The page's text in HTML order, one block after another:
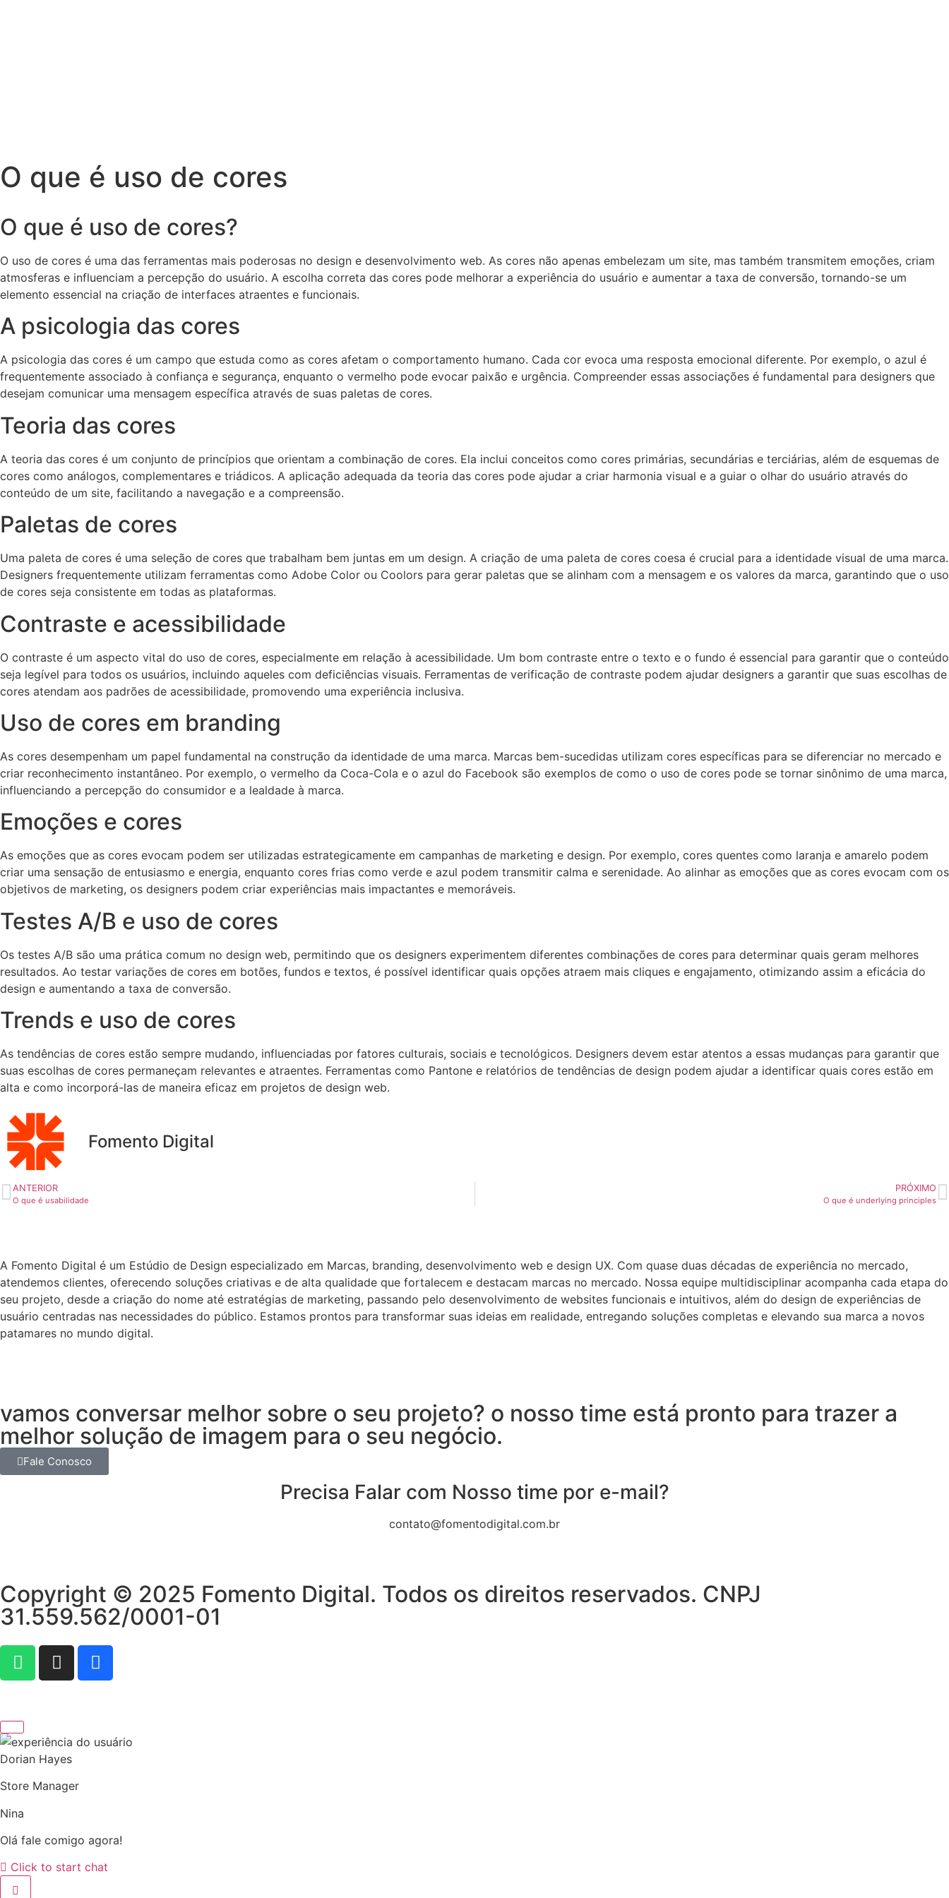
O que é uso de cores
O que é uso de cores?
O uso de cores é uma das ferramentas mais poderosas no design e desenvolvimento web. As cores não apenas embelezam um site, mas também transmitem emoções, criam
atmosferas e influenciam a percepção do usuário. A escolha correta das cores pode melhorar a experiência do usuário e aumentar a taxa de conversão, tornando-se um
elemento essencial na criação de interfaces atraentes e funcionais.
A psicologia das cores
A psicologia das cores é um campo que estuda como as cores afetam o comportamento humano. Cada cor evoca uma resposta emocional diferente. Por exemplo, o azul é
frequentemente associado à confiança e segurança, enquanto o vermelho pode evocar paixão e urgência. Compreender essas associações é fundamental para designers que
desejam comunicar uma mensagem específica através de suas paletas de cores.
Teoria das cores
A teoria das cores é um conjunto de princípios que orientam a combinação de cores. Ela inclui conceitos como cores primárias, secundárias e terciárias, além de esquemas de
cores como análogos, complementares e triádicos. A aplicação adequada da teoria das cores pode ajudar a criar harmonia visual e a guiar o olhar do usuário através do
conteúdo de um site, facilitando a navegação e a compreensão.
Paletas de cores
Uma paleta de cores é uma seleção de cores que trabalham bem juntas em um design. A criação de uma paleta de cores coesa é crucial para a identidade visual de uma marca.
Designers frequentemente utilizam ferramentas como Adobe Color ou Coolors para gerar paletas que se alinham com a mensagem e os valores da marca, garantindo que o uso
de cores seja consistente em todas as plataformas.
Contraste e acessibilidade
O contraste é um aspecto vital do uso de cores, especialmente em relação à acessibilidade. Um bom contraste entre o texto e o fundo é essencial para garantir que o conteúdo
seja legível para todos os usuários, incluindo aqueles com deficiências visuais. Ferramentas de verificação de contraste podem ajudar designers a garantir que suas escolhas de
cores atendam aos padrões de acessibilidade, promovendo uma experiência inclusiva.
Uso de cores em branding
As cores desempenham um papel fundamental na construção da identidade de uma marca. Marcas bem-sucedidas utilizam cores específicas para se diferenciar no mercado e
criar reconhecimento instantâneo. Por exemplo, o vermelho da Coca-Cola e o azul do Facebook são exemplos de como o uso de cores pode se tornar sinônimo de uma marca,
influenciando a percepção do consumidor e a lealdade à marca.
Emoções e cores
As emoções que as cores evocam podem ser utilizadas estrategicamente em campanhas de marketing e design. Por exemplo, cores quentes como laranja e amarelo podem
criar uma sensação de entusiasmo e energia, enquanto cores frias como verde e azul podem transmitir calma e serenidade. Ao alinhar as emoções que as cores evocam com os
objetivos de marketing, os designers podem criar experiências mais impactantes e memoráveis.
Testes A/B e uso de cores
Os testes A/B são uma prática comum no design web, permitindo que os designers experimentem diferentes combinações de cores para determinar quais geram melhores
resultados. Ao testar variações de cores em botões, fundos e textos, é possível identificar quais opções atraem mais cliques e engajamento, otimizando assim a eficácia do
design e aumentando a taxa de conversão.
Trends e uso de cores
As tendências de cores estão sempre mudando, influenciadas por fatores culturais, sociais e tecnológicos. Designers devem estar atentos a essas mudanças para garantir que
suas escolhas de cores permaneçam relevantes e atraentes. Ferramentas como Pantone e relatórios de tendências de design podem ajudar a identificar quais cores estão em
alta e como incorporá-las de maneira eficaz em projetos de design web.
Fomento Digital
ANTERIOR
O que é usabilidade
PRÓXIMO
O que é underlying principles
A Fomento Digital é um Estúdio de Design especializado em Marcas, branding, desenvolvimento web e design UX. Com quase duas décadas de experiência no mercado,
atendemos clientes, oferecendo soluções criativas e de alta qualidade que fortalecem e destacam marcas no mercado. Nossa equipe multidisciplinar acompanha cada etapa do
seu projeto, desde a criação do nome até estratégias de marketing, passando pelo desenvolvimento de websites funcionais e intuitivos, além do design de experiências de
usuário centradas nas necessidades do público. Estamos prontos para transformar suas ideias em realidade, entregando soluções completas e elevando sua marca a novos
patamares no mundo digital.
vamos conversar melhor sobre o seu projeto? o nosso time está pronto para trazer a
melhor solução de imagem para o seu negócio.
Fale Conosco
Precisa Falar com Nosso time por e-mail?
contato@fomentodigital.com.br
Copyright © 2025 Fomento Digital. Todos os direitos reservados. CNPJ
31.559.562/0001-01
Dorian Hayes
Store Manager
Nina
Olá fale comigo agora!
Click to start chat